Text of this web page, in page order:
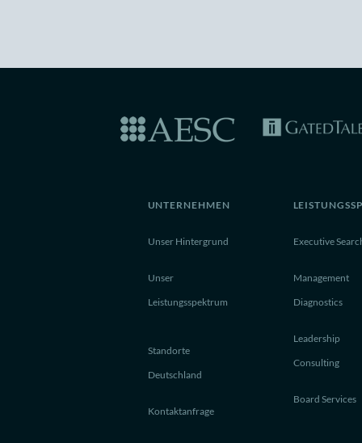
UNTERNEHMEN
Unser Hintergrund
Unser
Leistungsspektrum
Standorte
Deutschland
Kontaktanfrage
Executive
Management
Diagnostics
Leadership
Consulting
Board Services